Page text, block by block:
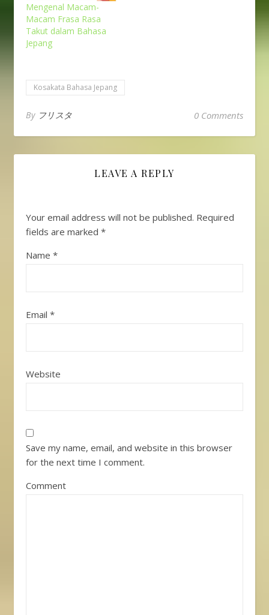
Mengenal Macam-
Macam Frasa Rasa
Takut dalam Bahasa
Jepang
Kosakata Bahasa Jepang
By フリスタ 0 Comments
LEAVE A REPLY
Your email address will not be published. Required
fields are marked *
Name *
Email *
Website
Save my name, email, and website in this browser
for the next time I comment.
Comment